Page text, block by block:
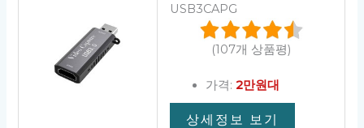
USB3CAPG
(107개 상품평)
가격: 2만원대
상세정보 보기